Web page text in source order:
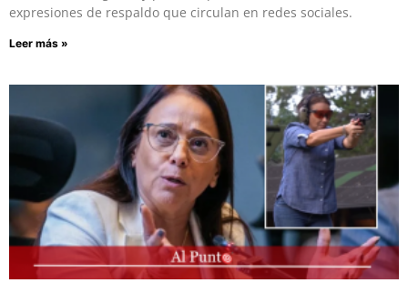
expresiones de respaldo que circulan en redes sociales.
Leer más »